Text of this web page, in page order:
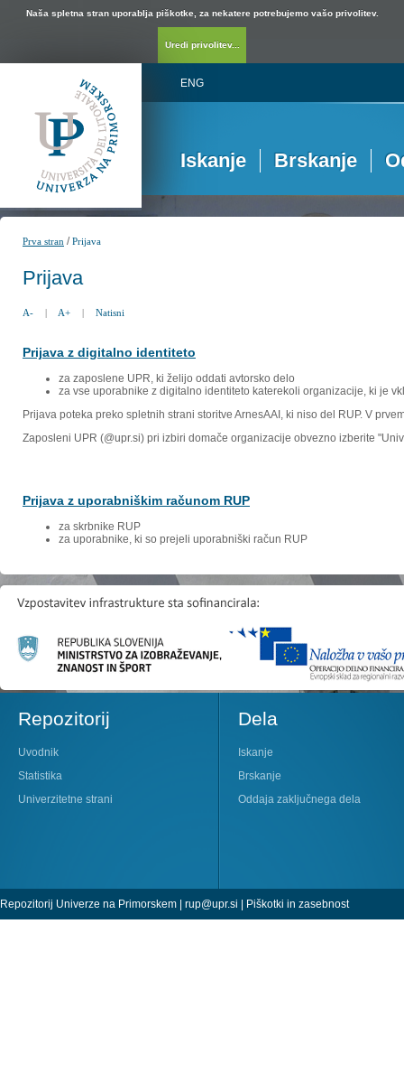
Naša spletna stran uporablja piškotke, za nekatere potrebujemo vašo privolitev.
Uredi privolitev...
ENG
Iskanje Brskanje
Prva stran /Prijava
Prijava
A- | A+ | Natisni
Prijava z digitalno identiteto
za zaposlene UPR, ki želijo oddati avtorsko delo
za vse uporabnike z digitalno identiteto katerekoli organizacije, ki je
Prijava poteka preko spletnih strani storitve ArnesAAI, ki niso del RUP. V
Zaposleni UPR (@upr.si) pri izbiri domače organizacije obvezno izberite
Prijava z uporabniškim računom RUP
za skrbnike RUP
za uporabnike, ki so prejeli uporabniški račun RUP
Repozitorij
Uvodnik
Statistika
Univerzitetne strani
Dela
Iskanje
Brskanje
Oddaja zaključnega dela
Repozitorij Univerze na Primorskem | rup@upr.si | Piškotki in zasebnost